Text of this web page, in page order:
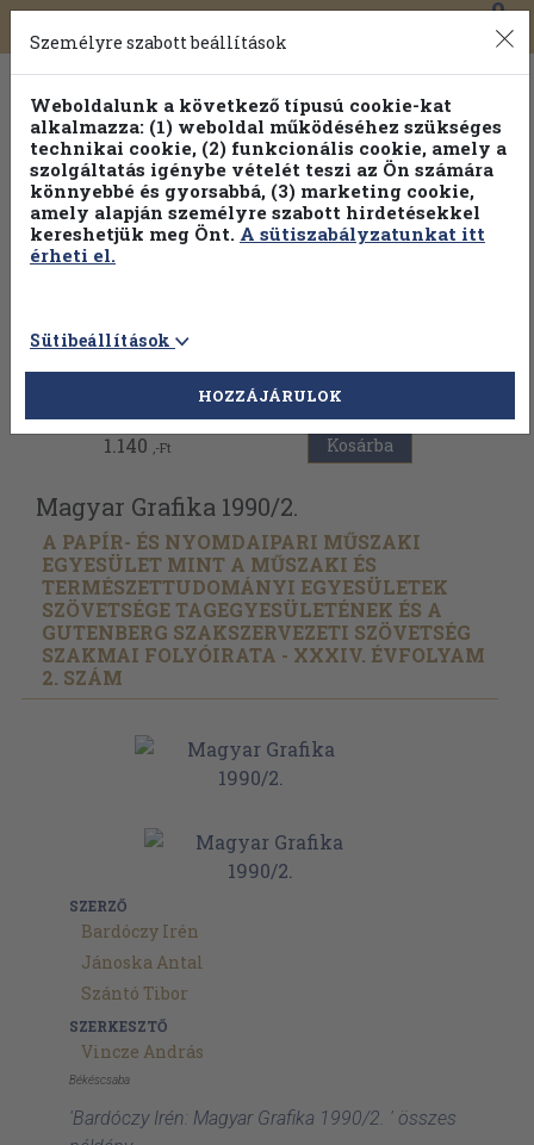
Toggle
navigation
0
Válogasson több mint 1.000.000 kiadványunk közül
100% kedvezménnyel!
Vissza az előző oldalra
1.140 ,-Ft Kosárba
Magyar Grafika 1990/2.
A PAPÍR- ÉS NYOMDAIPARI MŰSZAKI
EGYESÜLET MINT A MŰSZAKI ÉS
TERMÉSZETTUDOMÁNYI EGYESÜLETEK
SZÖVETSÉGE TAGEGYESÜLETÉNEK ÉS A
GUTENBERG SZAKSZERVEZETI SZÖVETSÉG
SZAKMAI FOLYÓIRATA - XXXIV. ÉVFOLYAM
2. SZÁM
SZERZŐ
Bardóczy Irén
Jánoska Antal
Szántó Tibor
SZERKESZTŐ
Vincze András
Békéscsaba
'Bardóczy Irén: Magyar Grafika 1990/2. ' összes
Személyre szabott beállítások
Weboldalunk a következő típusú cookie-kat
alkalmazza: (1) weboldal működéséhez szükséges
technikai cookie, (2) funkcionális cookie, amely a
szolgáltatás igénybe vételét teszi az Ön számára
könnyebbé és gyorsabbá, (3) marketing cookie,
amely alapján személyre szabott hirdetésekkel
kereshetjük meg Önt. A sütiszabályzatunkat itt
érheti el.
Sütibeállítások
HOZZÁJÁRULOK